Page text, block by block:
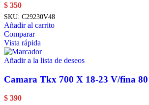
$ 350
SKU: C29230V48
Añadir al carrito
Comparar
Vista rápida
Añadir a la lista de deseos
Camara Tkx 700 X 18-23 V/fina
$ 390